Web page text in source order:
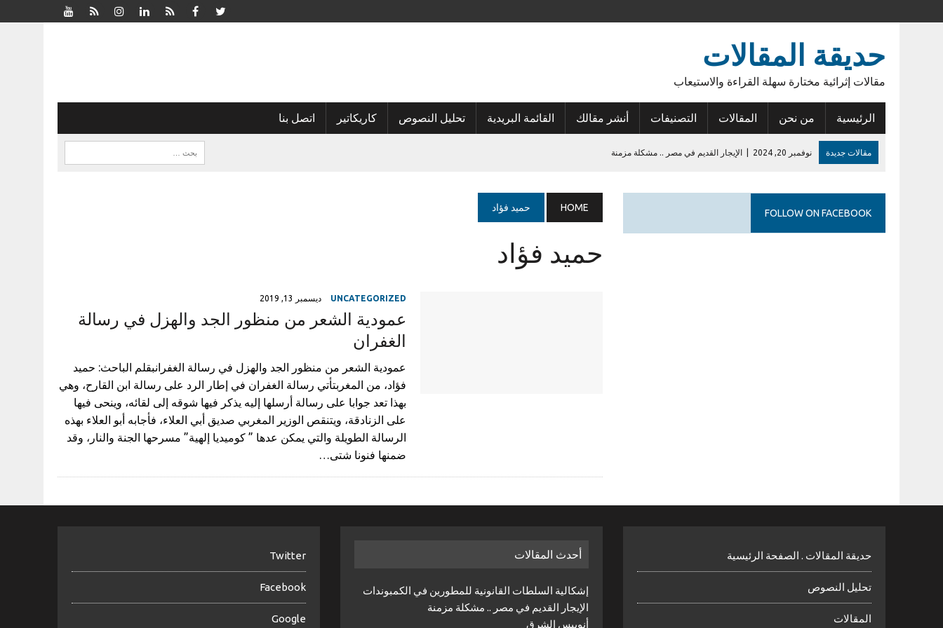
حديقة المقالات
مقالات إثرائية مختارة سهلة القراءة والاستيعاب
الرئيسية من نحن المقالات التصنيفات أنشر مقالك القائمة البريدية تحليل النصوص كاريكاتير اتصل بنا
مقالات جديدة نوفمبر 20, 2024 الإيجار القديم في مصر .. مشكلة مزمنة
HOME حميد فؤاد
حميد فؤاد
UNCATEGORIZED ديسمبر 13, 2019
عمودية الشعر من منظور الجد والهزل في رسالة
الغفران
عمودية الشعر من منظور الجد والهزل في رسالة الغفرانبقلم الباحث: حميد
فؤاد، من المغربتأتي رسالة الغفران في إطار الرد على رسالة ابن القارح، وهي
بهذا تعد جوابا على رسالة أرسلها إليه يذكر فيها شوقه إلى لقائه، وينحى فيها
على الزنادقة، ويتنقص الوزير المغربي صديق أبي العلاء، فأجابه أبو العلاء بهذه
الرسالة الطويلة والتي يمكن عدها ” كوميديا إلهية” مسرحها الجنة والنار، وقد
ضمنها فنونا شتى…
FOLLOW ON FACEBOOK
حديقة المقالات . الصفحة الرئيسية
تحليل النصوص
المقالات
أحدث المقالات
إشكالية السلطات القانونية للمطورين في الكمبوندات
الإيجار القديم في مصر .. مشكلة مزمنة
أنوبيس الشرق
Twitter
Facebook
Google